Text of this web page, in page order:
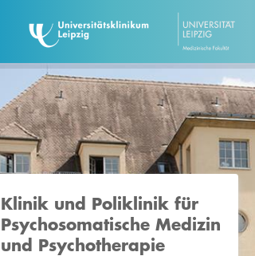
Klinik und Poliklinik für
Psychosomatische Medizin
und Psychotherapie